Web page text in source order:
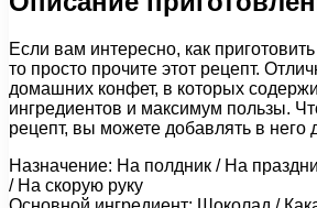
Если вам интересно, как
то просто прочите этот рецепт.
домашних конфет, в которых
ингредиентов и максимум пользы.
рецепт, вы можете добавлять в
Назначение: На полдник / На
/ На скорую руку